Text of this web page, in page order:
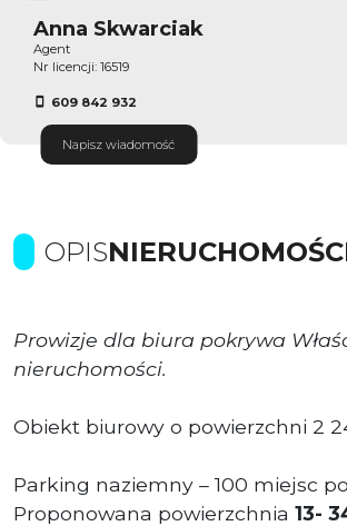
Anna Skwarciak
Agent
Nr licencji: 16519
609 842 932
Napisz wiadomość
OPIS
Prowizje dla biura pokrywa
nieruchomości.
Obiekt biurowy o powierzchni 2
Parking naziemny – 100 miejsc
Proponowana powierzchnia 13-